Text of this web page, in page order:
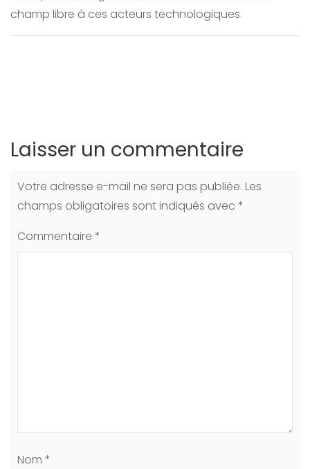
champ libre à ces acteurs technologiques.
Laisser un commentaire
Votre adresse e-mail ne sera pas publiée. Les
champs obligatoires sont indiqués avec *
Commentaire *
Nom *